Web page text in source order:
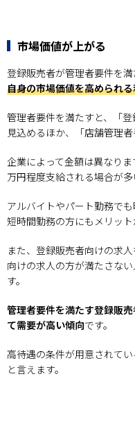
市場価値が上がる
登録販売者が管理者要件を満
自身の市場価値を高められ
管理者要件を満たすと、「
見込めるほか、「店舗管理
企業によって金額は異なり
万円程度支給される場合が多
アルバイトやパート勤務で
短時間勤務の方にもメリット
また、登録販売者向けの求
向けの求人の方が満たさな
す。
管理者要件を満たす登録販
て需要が高い傾向です。
高待遇の条件が用意されて
と言えます。